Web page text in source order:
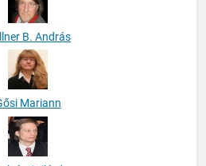
B. András
Mariann